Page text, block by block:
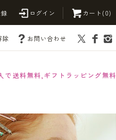
ログイン カート(0)
除 お問い合わせ
で送料無料,ギフトラッピング無料